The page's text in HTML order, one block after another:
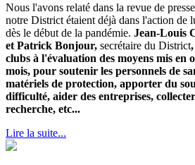
Nous l'avons relaté dans la revue de
notre District étaient déjà dans l'action de
dès le début de la pandémie. Jean-Louis
et Patrick Bonjour, secrétaire du District
clubs à l'évaluation des moyens mis en
mois, pour soutenir les personnels de
matériels de protection, apporter du
difficulté, aider des entreprises,
recherche, etc...
Lire la suite...